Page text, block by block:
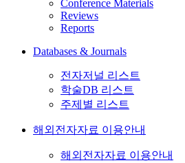
Conference Materials
Reviews
Reports
Databases & Journals
전자저널 리스트
학술DB 리스트
주제별 리스트
해외전자자료 이용안내
해외전자자료 이용안내